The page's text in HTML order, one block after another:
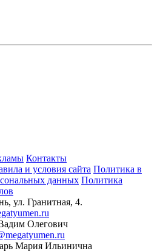
Контакты
и условия сайта Политика в
данных Политика
ул. Гранитная, 4.
Олегович
Мария Ильинична